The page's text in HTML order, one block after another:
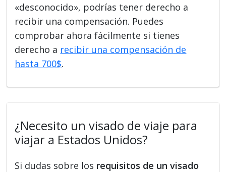
«desconocido», podrías tener derecho a
recibir una compensación. Puedes
comprobar ahora fácilmente si tienes
derecho a recibir una compensación de
hasta 700$.
¿Necesito un visado de viaje para
viajar a Estados Unidos?
Si dudas sobre los requisitos de un visado